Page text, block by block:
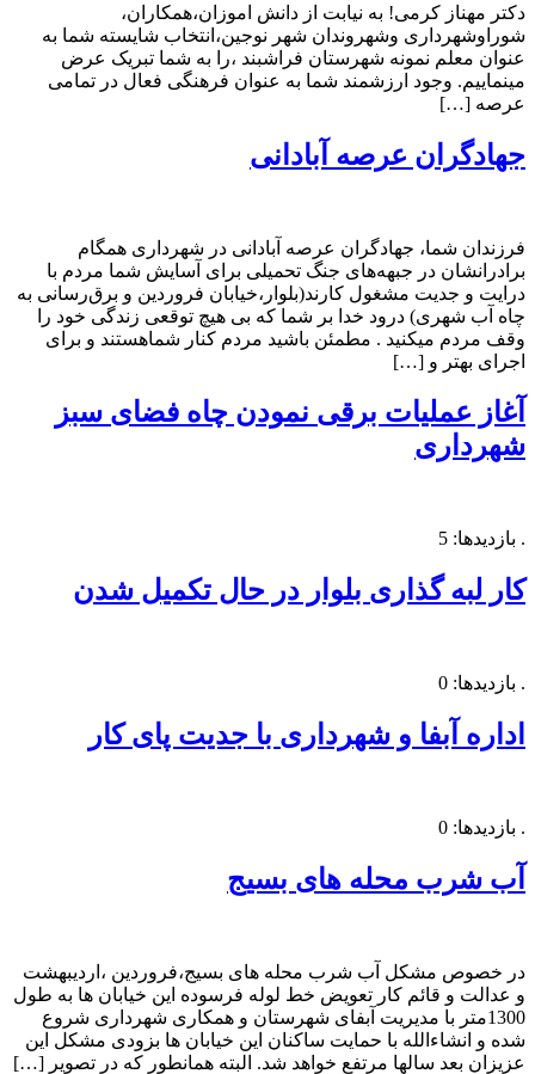
دکتر مهناز کرمی! به نیابت از دانش اموزان،همکاران،
شوراوشهرداری وشهروندان شهر نوجین،انتخاب شایسته شما به
عنوان معلم نمونه شهرستان فراشبند ،را به شما تبریک عرض
مینماییم. وجود ارزشمند شما به عنوان فرهنگی فعال در تمامی
عرصه […]
جهادگران عرصه آبادانی
فرزندان شما، جهادگران عرصه آبادانی در شهرداری همگام
برادرانشان در جبهه‌های جنگ تحمیلی برای آسايش شما مردم با
درایت و جدیت مشغول کارند(بلوار،خیابان فروردین و برق‌رسانی به
چاه آب شهری) درود خدا بر شما که بی هیچ توقعی زندگی خود را
وقف مردم میکنید . مطمئن باشید مردم کنار شماهستند و برای
اجرای بهتر و […]
آغاز عملیات برقی نمودن چاه فضای سبز
شهرداری
. بازدیدها: 5
کار لبه گذاری بلوار در حال تکمیل شدن
. بازدیدها: 0
اداره آبفا و شهرداری با جدیت پای کار
. بازدیدها: 0
آب شرب محله های بسیج
در خصوص مشکل آب شرب محله های بسیج،فروردین ،اردیبهشت
و عدالت و قائم کار تعویض خط لوله فرسوده این خیابان ها به طول
1300متر با مدیریت آبفای شهرستان و همکاری شهرداری شروع
شده و انشاءالله با حمایت ساکنان این خیابان ها بزودی مشکل این
عزیزان بعد سالها مرتفع خواهد شد. البته همانطور که در تصویر […]